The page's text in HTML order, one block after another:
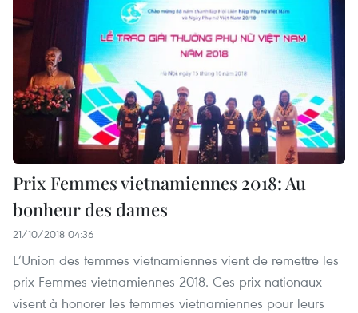
Prix Femmes vietnamiennes 2018: Au
bonheur des dames
21/10/2018 04:36
L’Union des femmes vietnamiennes vient de remettre les
prix Femmes vietnamiennes 2018. Ces prix nationaux
visent à honorer les femmes vietnamiennes pour leurs